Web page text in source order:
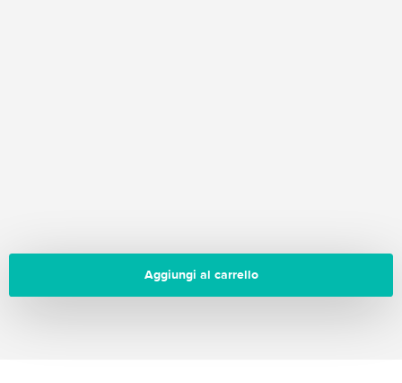
Aggiungi al carrello